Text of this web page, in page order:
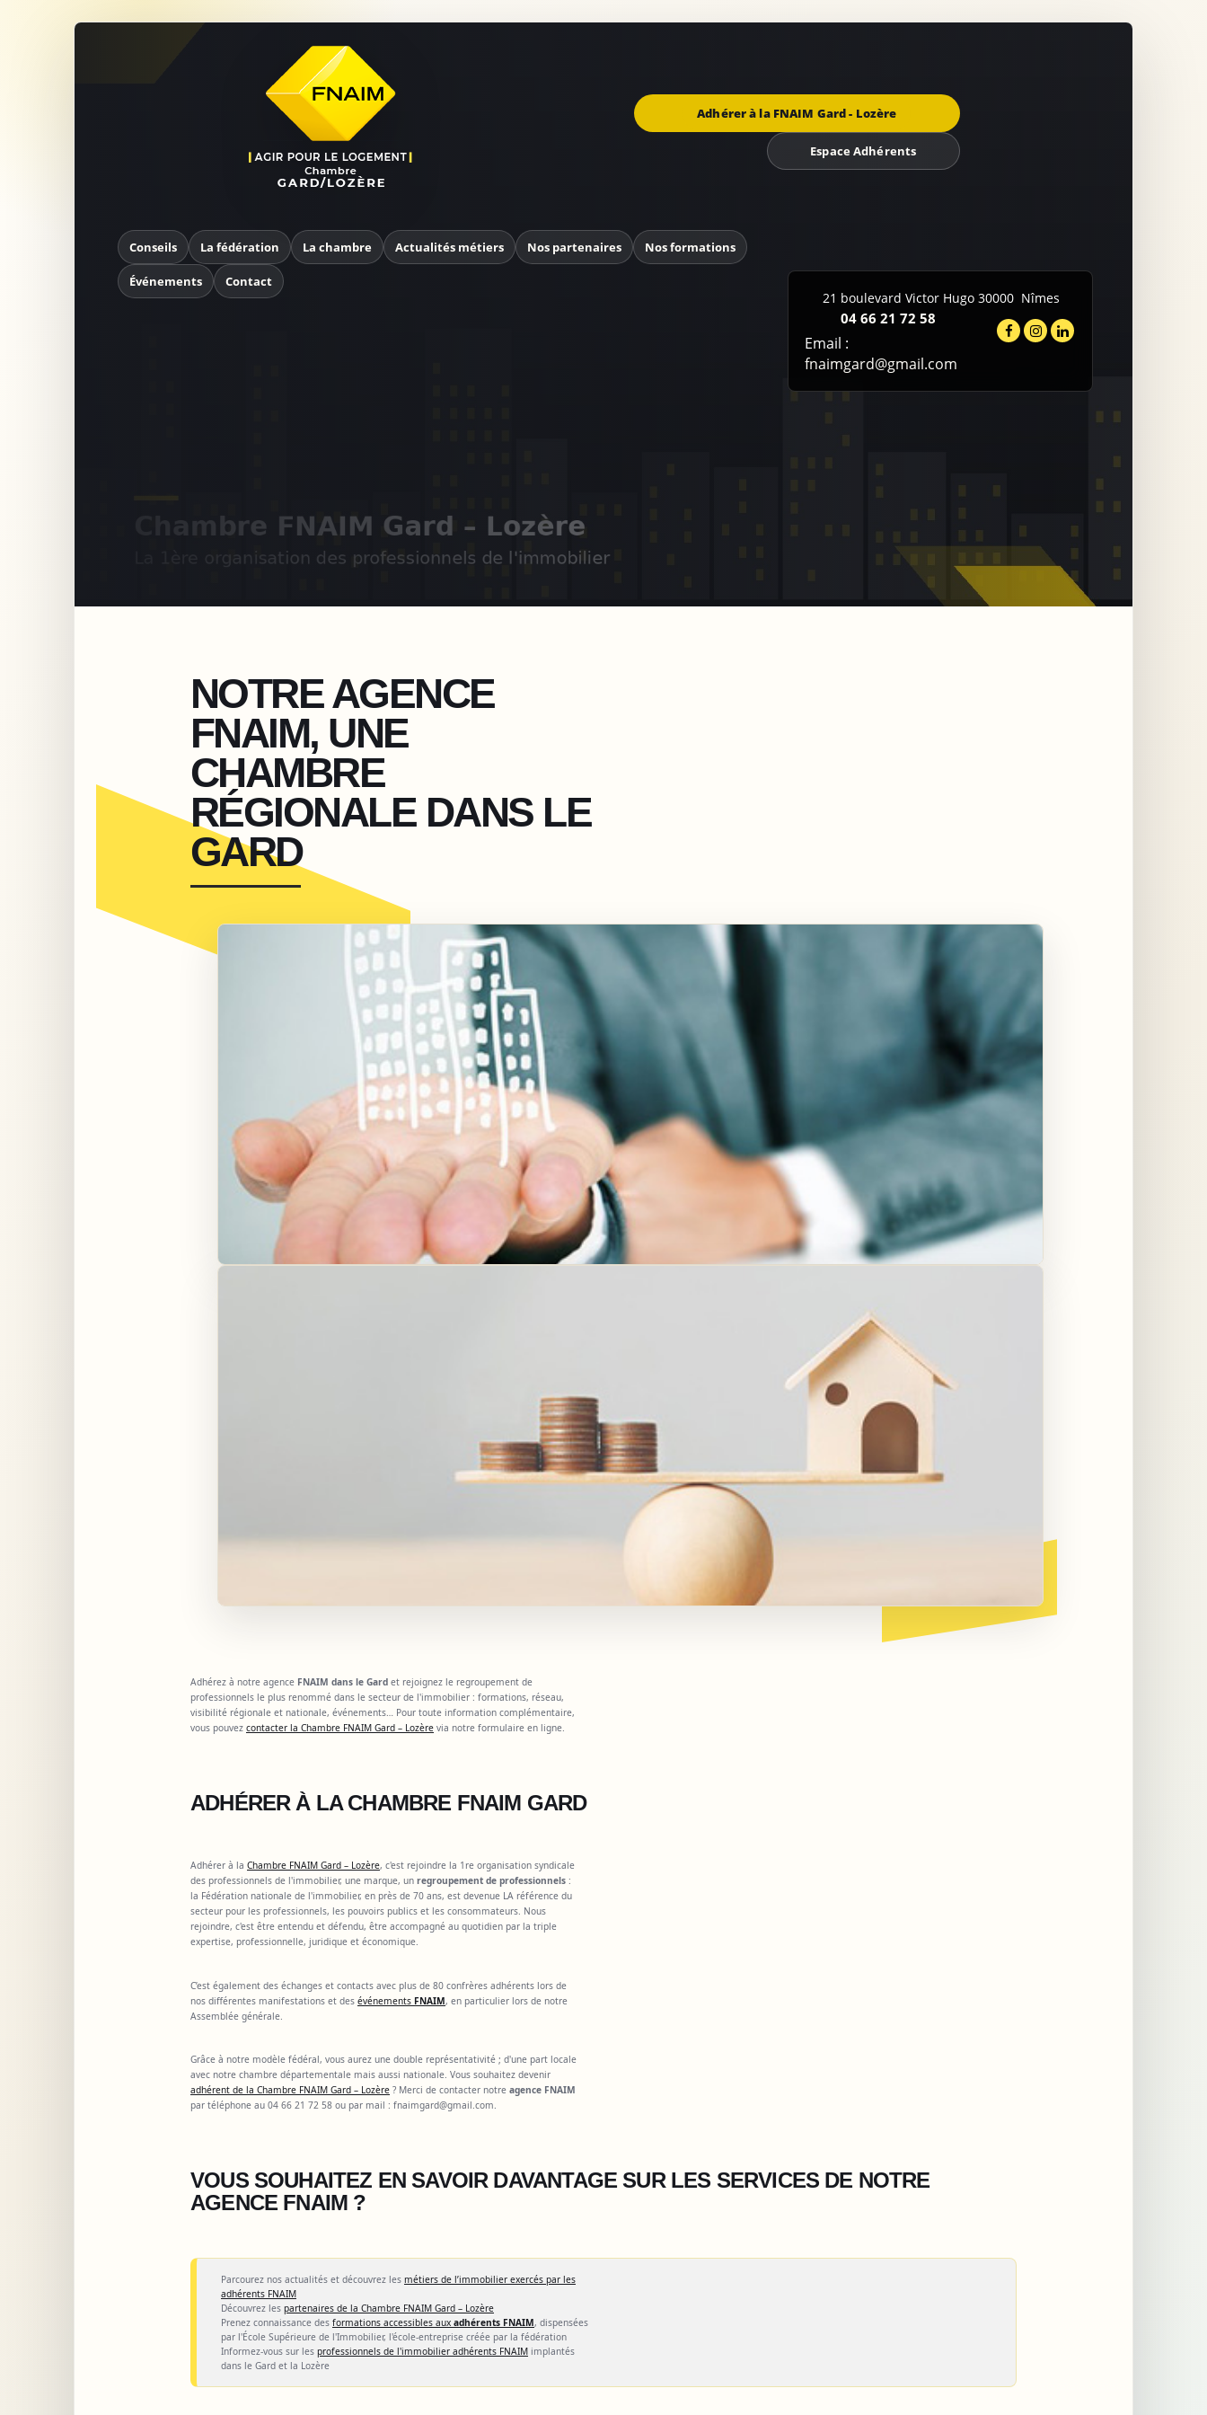
Adhérer à la FNAIM Gard - Lozère
Espace Adhérents
Conseils La fédération La chambre Actualités métiers Nos partenaires Nos formations
Événements Contact
21 boulevard Victor Hugo 30000 Nîmes
04 66 21 72 58
Email :
fnaimgard@gmail.com
NOTRE AGENCE
FNAIM, UNE
CHAMBRE
RÉGIONALE DANS LE
GARD
Adhérez à notre agence FNAIM dans le Gard et rejoignez le regroupement de
professionnels le plus renommé dans le secteur de l'immobilier : formations, réseau,
visibilité régionale et nationale, événements… Pour toute information complémentaire,
vous pouvez contacter la Chambre FNAIM Gard – Lozère via notre formulaire en ligne.
ADHÉRER À LA CHAMBRE FNAIM GARD
Adhérer à la Chambre FNAIM Gard – Lozère, c'est rejoindre la 1re organisation syndicale
des professionnels de l'immobilier, une marque, un regroupement de professionnels :
la Fédération nationale de l'immobilier, en près de 70 ans, est devenue LA référence du
secteur pour les professionnels, les pouvoirs publics et les consommateurs. Nous
rejoindre, c'est être entendu et défendu, être accompagné au quotidien par la triple
expertise, professionnelle, juridique et économique.
C’est également des échanges et contacts avec plus de 80 confrères adhérents lors de
nos différentes manifestations et des événements FNAIM, en particulier lors de notre
Assemblée générale.
Grâce à notre modèle fédéral, vous aurez une double représentativité ; d'une part locale
avec notre chambre départementale mais aussi nationale. Vous souhaitez devenir
adhérent de la Chambre FNAIM Gard – Lozère ? Merci de contacter notre agence FNAIM
par téléphone au 04 66 21 72 58 ou par mail : fnaimgard@gmail.com.
VOUS SOUHAITEZ EN SAVOIR DAVANTAGE SUR LES SERVICES DE NOTRE
AGENCE FNAIM ?
Parcourez nos actualités et découvrez les métiers de l’immobilier exercés par les
adhérents FNAIM
Découvrez les partenaires de la Chambre FNAIM Gard – Lozère
Prenez connaissance des formations accessibles aux adhérents FNAIM, dispensées
par l'École Supérieure de l'Immobilier, l'école-entreprise créée par la fédération
Informez-vous sur les professionnels de l'immobilier adhérents FNAIM implantés
dans le Gard et la Lozère